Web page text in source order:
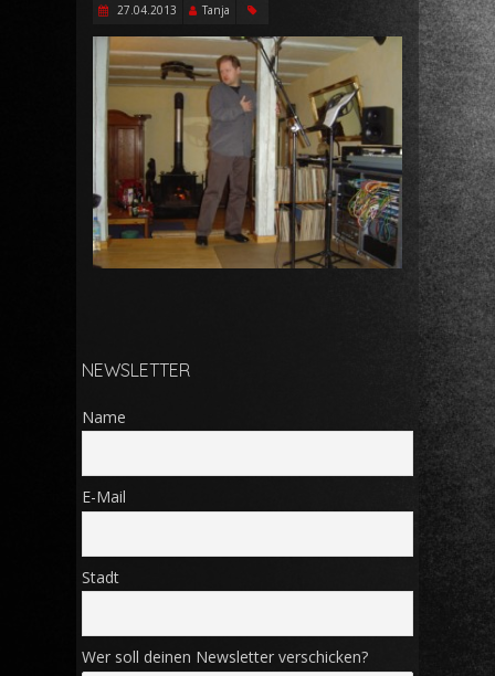
27.04.2013 Tanja
NEWSLETTER
Name
E-Mail
Stadt
Wer soll deinen Newsletter verschicken?